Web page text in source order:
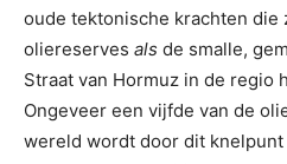
oude tektonische krachten die
oliereserves als de smalle,
Straat van Hormuz in de regio
Ongeveer een vijfde van de
wereld wordt door dit